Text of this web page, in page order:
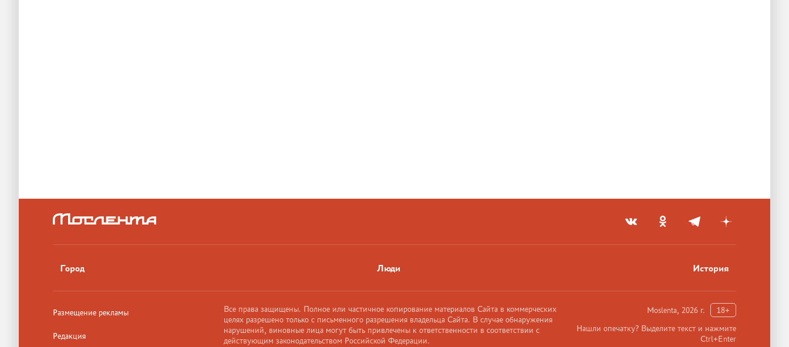
Город Люди История
Размещение рекламы
Редакция
Moslenta, 2026 г.
18+
Нашли опечатку? Выделите текст и нажмите
Ctrl+Enter
Все права защищены. Полное или частичное копирование материалов Сайта в коммерческих
целях разрешено только с письменного разрешения владельца Сайта. В случае обнаружения
нарушений, виновные лица могут быть привлечены к ответственности в соответствии с
действующим законодательством Российской Федерации.